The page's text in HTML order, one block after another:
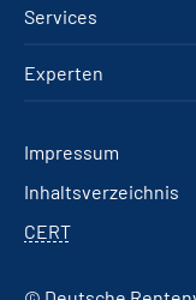
Services
Experten
Impressum
Inhaltsverzeichnis
CERT